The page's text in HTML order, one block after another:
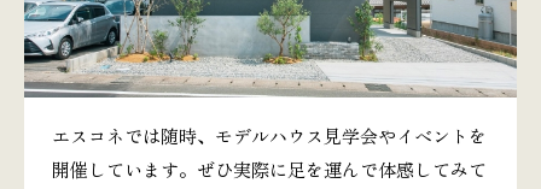
エスコネでは随時、モデルハウス見学会やイベントを
開催しています。ぜひ実際に足を運んで体感してみて